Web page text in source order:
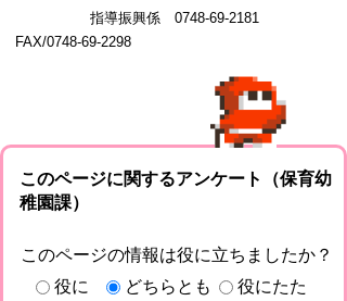
指導振興係 0748-69-2181
FAX/0748-69-2298
このページに関するアンケート（保育幼
稚園課）
このページの情報は役に立ちましたか？
役に
どちらとも
役にたた